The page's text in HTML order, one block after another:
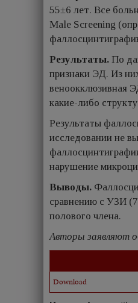
55±6 лет. Все
Male Screening
Результаты. По
признаки ЭД. Из
веноокклюзивная
какие-либо
Результаты
исследовании не
нарушение
Выводы.
сравнению с УЗИ
полового члена.
Авторы заявляют
Download